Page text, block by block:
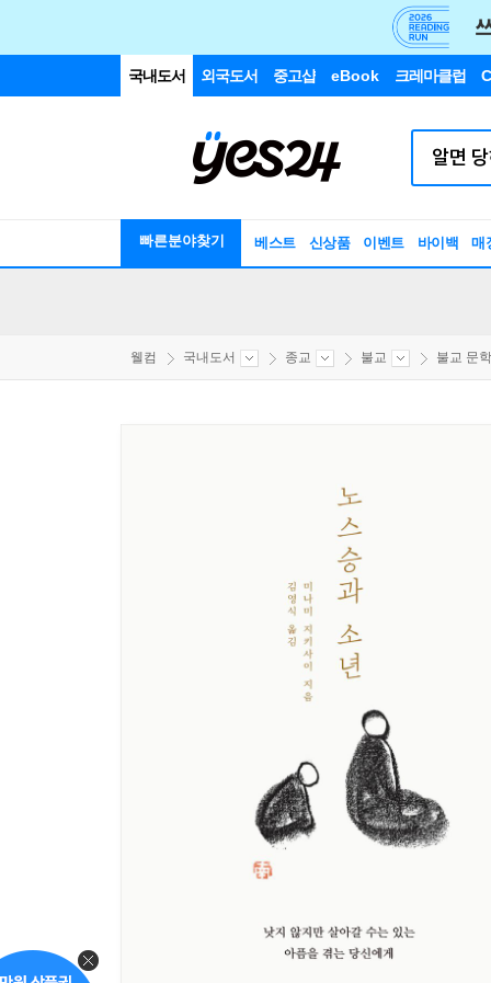
국내도서 외국도서 중고샵 eBook 크레마클럽
빠른분야찾기 베스트 신상품 이벤트 바이백 매
웰컴 국내도서 종교 불교 불교 문